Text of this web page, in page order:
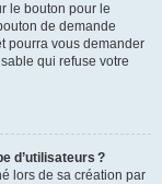
le bouton pour le
de demande
pourra vous demander
qui refuse votre
d’utilisateurs ?
lors de sa création par